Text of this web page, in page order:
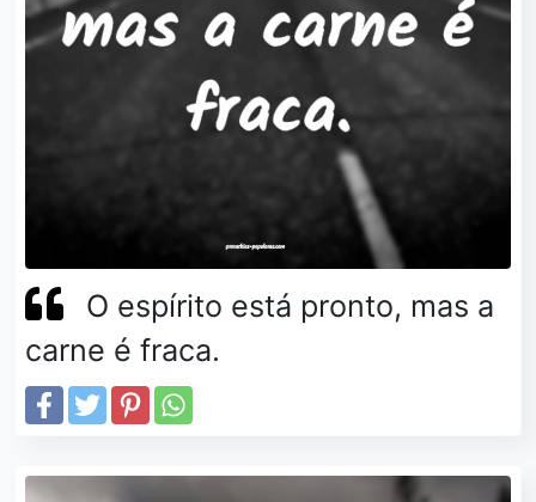
O espírito está pronto, mas a
carne é fraca.